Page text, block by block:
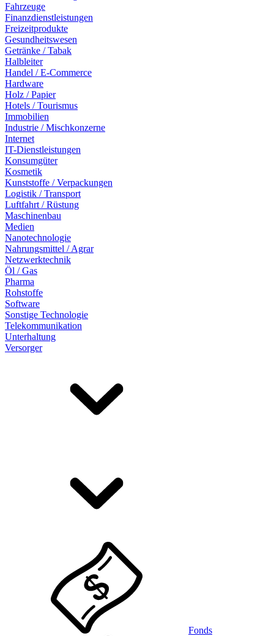
Fahrzeuge
Finanzdienstleistungen
Freizeitprodukte
Gesundheitswesen
Getränke / Tabak
Halbleiter
Handel / E-Commerce
Hardware
Holz / Papier
Hotels / Tourismus
Immobilien
Industrie / Mischkonzerne
Internet
IT-Dienstleistungen
Konsumgüter
Kosmetik
Kunststoffe / Verpackungen
Logistik / Transport
Luftfahrt / Rüstung
Maschinenbau
Medien
Nanotechnologie
Nahrungsmittel / Agrar
Netzwerktechnik
Öl / Gas
Pharma
Rohstoffe
Software
Sonstige Technologie
Telekommunikation
Unterhaltung
Versorger
Fonds